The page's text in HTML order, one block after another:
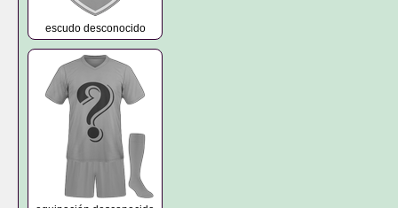
escudo desconocido